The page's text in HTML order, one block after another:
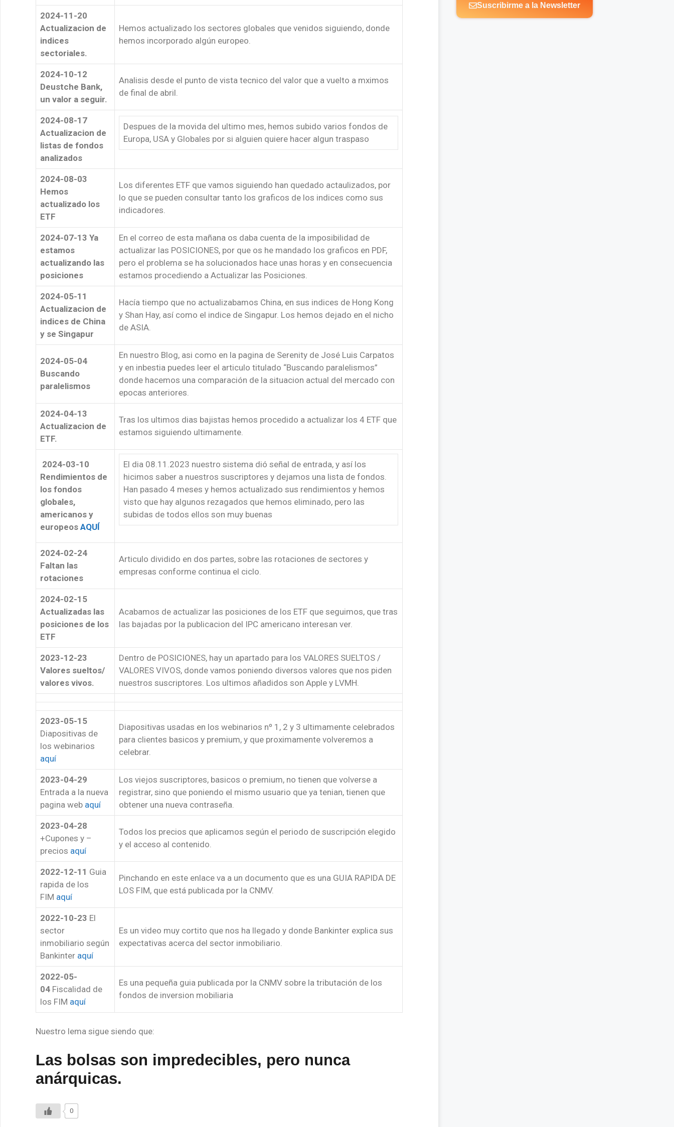
2024-11-20
Actualizacion de
indices
sectoriales.
Hemos actualizado los sectores globales que venidos siguiendo, donde
hemos incorporado algún europeo.
2024-10-12
Deustche Bank,
un valor a seguir.
Analisis desde el punto de vista tecnico del valor que a vuelto a mximos
de final de abril.
2024-08-17
Actualizacion de
listas de fondos
analizados
Despues de la movida del ultimo mes, hemos subido varios fondos de
Europa, USA y Globales por si alguien quiere hacer algun traspaso
2024-08-03
Hemos
actualizado los
ETF
Los diferentes ETF que vamos siguiendo han quedado actaulizados, por
lo que se pueden consultar tanto los graficos de los indices como sus
indicadores.
2024-07-13 Ya
estamos
actualizando las
posiciones
En el correo de esta mañana os daba cuenta de la imposibilidad de
actualizar las POSICIONES, por que os he mandado los graficos en PDF,
pero el problema se ha solucionados hace unas horas y en consecuencia
estamos procediendo a Actualizar las Posiciones.
2024-05-11
Actualizacion de
indices de China
y se Singapur
Hacía tiempo que no actualizabamos China, en sus indices de Hong Kong
y Shan Hay, así como el indice de Singapur. Los hemos dejado en el nicho
de ASIA.
2024-05-04
Buscando
paralelismos
En nuestro Blog, asi como en la pagina de Serenity de José Luis Carpatos
y en inbestia puedes leer el articulo titulado “Buscando paralelismos”
donde hacemos una comparación de la situacion actual del mercado con
epocas anteriores.
2024-04-13
Actualizacion de
ETF.
Tras los ultimos dias bajistas hemos procedido a actualizar los 4 ETF que
estamos siguiendo ultimamente.
2024-03-10
Rendimientos de
los fondos
globales,
americanos y
europeos AQUÍ
El dia 08.11.2023 nuestro sistema dió señal de entrada, y así los
hicimos saber a nuestros suscriptores y dejamos una lista de fondos.
Han pasado 4 meses y hemos actualizado sus rendimientos y hemos
visto que hay algunos rezagados que hemos eliminado, pero las
subidas de todos ellos son muy buenas
2024-02-24
Faltan las
rotaciones
Articulo dividido en dos partes, sobre las rotaciones de sectores y
empresas conforme continua el ciclo.
2024-02-15
Actualizadas las
posiciones de los
ETF
Acabamos de actualizar las posiciones de los ETF que seguimos, que tras
las bajadas por la publicacion del IPC americano interesan ver.
2023-12-23
Valores sueltos/
valores vivos.
Dentro de POSICIONES, hay un apartado para los VALORES SUELTOS /
VALORES VIVOS, donde vamos poniendo diversos valores que nos piden
nuestros suscriptores. Los ultimos añadidos son Apple y LVMH.
2023-05-15
Diapositivas de
los webinarios
aquí
Diapositivas usadas en los webinarios nº 1, 2 y 3 ultimamente celebrados
para clientes basicos y premium, y que proximamente volveremos a
celebrar.
2023-04-29
Entrada a la nueva
pagina web aquí
Los viejos suscriptores, basicos o premium, no tienen que volverse a
registrar, sino que poniendo el mismo usuario que ya tenian, tienen que
obtener una nueva contraseña.
2023-04-28
+Cupones y –
precios aquí
Todos los precios que aplicamos según el periodo de suscripción elegido
y el acceso al contenido.
2022-12-11 Guia
rapida de los
FIM aquí
Pinchando en este enlace va a un documento que es una GUIA RAPIDA DE
LOS FIM, que está publicada por la CNMV.
2022-10-23 El
sector
inmobiliario según
Bankinter aquí
Es un video muy cortito que nos ha llegado y donde Bankinter explica sus
expectativas acerca del sector inmobiliario.
2022-05-
04 Fiscalidad de
los FIM aquí
Es una pequeña guia publicada por la CNMV sobre la tributación de los
fondos de inversion mobiliaria
Nuestro lema sigue siendo que:
Las bolsas son impredecibles, pero nunca
anárquicas.
0
Suscribirme a la Newsletter